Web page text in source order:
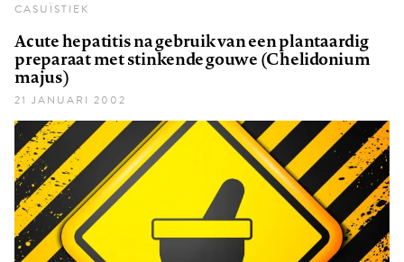
CASUÏSTIEK
Acute hepatitis na gebruik van een plantaardig
preparaat met stinkende gouwe (Chelidonium
majus)
21 JANUARI 2002